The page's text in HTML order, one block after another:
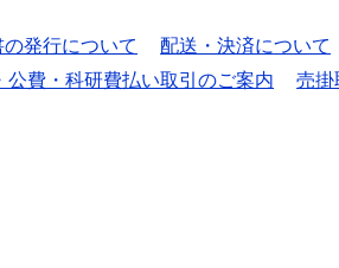
発行について 配送・決済について
公費・科研費払い取引のご案内 売掛